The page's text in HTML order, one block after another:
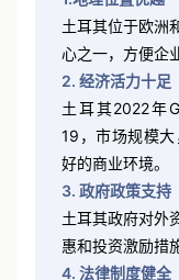
1.地理位置优越
土耳其位于欧洲
心之一，方便企
2. 经济活力十足
土耳其2022年
19，市场规模大
好的商业环境。
3. 政府政策支持
土耳其政府对外
惠和投资激励措